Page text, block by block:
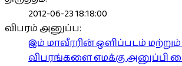
2012-06-23 18:18:00
விபரம் அனுப்ப:
இம் மாவீரரின் ஒளிப்படம்
விபரங்களை எமக்கு அனுப்பி